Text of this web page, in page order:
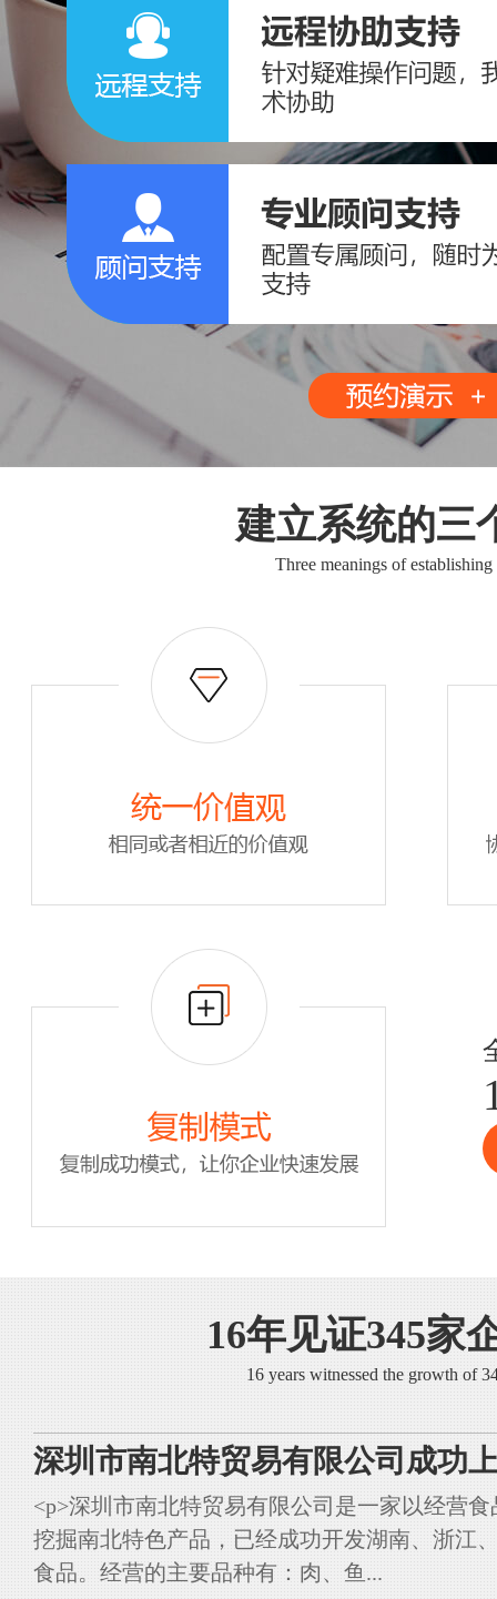
建立系统的三
Three meanings of establishing
16年见证345家
16 years witnessed the growth of
深圳市南北特贸易有限公司成功
<p>深圳市南北特贸易有限公司是一家以经营
挖掘南北特色产品，已经成功开发湖南、浙江
食品。经营的主要品种有：肉、鱼...